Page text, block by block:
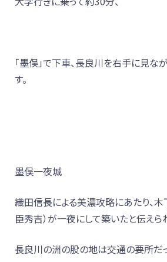
「墨俣」で下車、長良川を右手に見な
す。
墨俣一夜城
織田信長による美濃攻略にあたり、木
臣秀吉）が一夜にして築いたと伝えら
長良川の洲の股の地は交通の要所だっ